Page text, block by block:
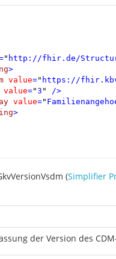
" http://fhir.de/
>
value=" https://fhir.kbv.de/
value="3 "
/>
value="
>
(Simplifier
der Version des